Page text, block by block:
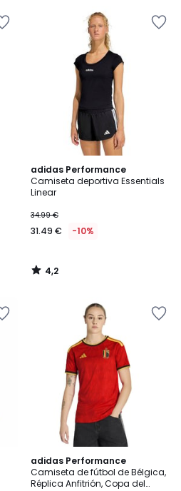
adidas Performance
Camiseta deportiva Essentials
Linear
34.99 €
31.49 € -10%
4,2
/ 5
4,2
/
adidas Performance
Camiseta de fútbol de Bélgica,
Réplica Anfitrión, Copa del
4
/
5